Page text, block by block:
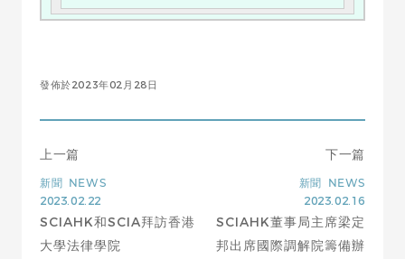
發佈於2023年02月28日
上一篇
新聞 NEWS
2023.02.22
SCIAHK和SCIA拜訪香港
大學法律學院
下一篇
新聞
NEWS
2023.02.16
SCIAHK董事局主席梁定
邦出席國際調解院籌備辦